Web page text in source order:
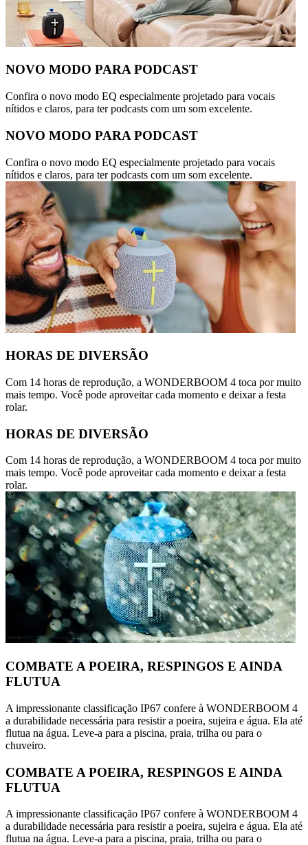
NOVO MODO PARA PODCAST
Confira o novo modo EQ especialmente projetado para vocais
nítidos e claros, para ter podcasts com um som excelente.
NOVO MODO PARA PODCAST
Confira o novo modo EQ especialmente projetado para vocais
nítidos e claros, para ter podcasts com um som excelente.
HORAS DE DIVERSÃO
Com 14 horas de reprodução, a WONDERBOOM 4 toca por muito
mais tempo. Você pode aproveitar cada momento e deixar a festa
rolar.
HORAS DE DIVERSÃO
Com 14 horas de reprodução, a WONDERBOOM 4 toca por muito
mais tempo. Você pode aproveitar cada momento e deixar a festa
rolar.
COMBATE A POEIRA, RESPINGOS E AINDA
FLUTUA
A impressionante classificação IP67 confere à WONDERBOOM 4
a durabilidade necessária para resistir a poeira, sujeira e água. Ela até
flutua na água. Leve-a para a piscina, praia, trilha ou para o
chuveiro.
COMBATE A POEIRA, RESPINGOS E AINDA
FLUTUA
A impressionante classificação IP67 confere à WONDERBOOM 4
a durabilidade necessária para resistir a poeira, sujeira e água. Ela até
flutua na água. Leve-a para a piscina, praia, trilha ou para o